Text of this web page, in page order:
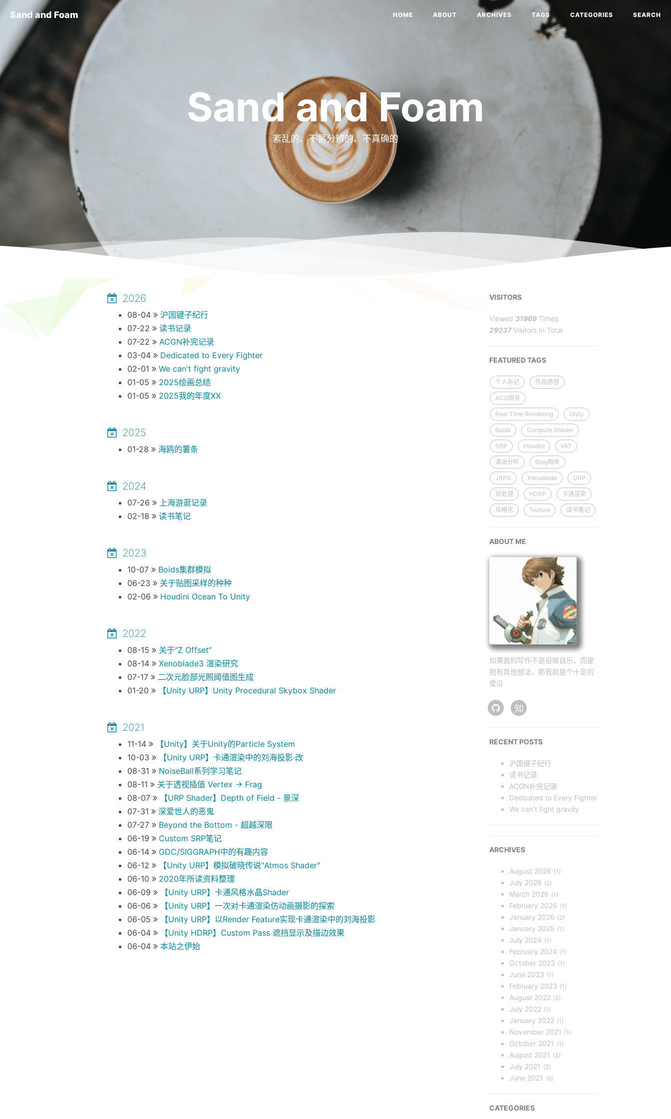
Sand and Foam HOME ABOUT ARCHIVES TAGS CATEGORIES SEARCH
Sand and Foam
紊乱的、不易分辨的、不真确的
2026
08-04
沪国键子纪行
07-22
读书记录
07-22
ACGN补完记录
03-04
Dedicated to Every Fighter
02-01
We can't fight gravity ​​​
01-05
2025绘画总结
01-05
2025我的年度XX
2025
01-28 海鸥的薯条
2024
07-26
上海游逛记录
02-18
读书笔记
2023
10-07
Boids集群模拟
06-23
关于贴图采样的种种
02-06
Houdini Ocean To Unity
2022
08-15
关于“Z Offset”
08-14
Xenoblade3 渲染研究
07-17
二次元脸部光照阈值图生成
01-20
【Unity URP】Unity Procedural Skybox Shader
2021
11-14
【Unity】关于Unity的Particle System
10-03
【Unity URP】卡通渲染中的刘海投影·改
08-31
NoiseBall系列学习笔记
08-11
关于透视插值 Vertex -> Frag
08-07
【URP Shader】Depth of Field - 景深
07-31
深爱世人的恶鬼
07-27
Beyond the Bottom - 超越深限
06-19
Custom SRP笔记
06-14
GDC/SIGGRAPH中的有趣内容
06-12
【Unity URP】模拟破晓传说"Atmos Shader"
06-10
2020年所读资料整理
06-09
【Unity URP】卡通风格水晶Shader
06-06
【Unity URP】一次对卡通渲染仿动画摄影的探索
06-05
【Unity URP】以Render Feature实现卡通渲染中的刘海投影
06-04
【Unity HDRP】Custom Pass 遮挡显示及描边效果
06-04
本站之伊始
VISITORS
Viewed 31969Times
29237Visitors In Total
FEATURED TAGS
个人杂记 作品感想
ACG相关
Real Time Rendering Unity
Boids Compute Shader
SRP Houdini VAT
演出分析 Blog相关
JRPG Xenoblade URP
后处理 HDRP 卡通渲染
风格化 Texture 读书笔记
ABOUT ME
如果我的写作不是自娱自乐，而是
抱有其他想法，那我就是个十足的
傻瓜
知
RECENT POSTS
沪国键子纪行
读书记录
ACGN补完记录
Dedicated to Every Fighter
We can't fight gravity ​​​
ARCHIVES
August 2026 1
July 2026 2
March 2026 1
February 2026 1
January 2026 2
January 2025 1
July 2024 1
February 2024 1
October 2023 1
June 2023 1
February 2023 1
August 2022 2
July 2022 1
January 2022 1
November 2021 1
October 2021 1
August 2021 3
July 2021 2
June 2021 9
CATEGORIES